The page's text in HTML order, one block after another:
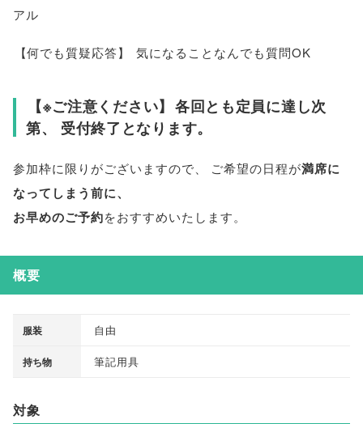
アル
【何でも質疑応答】 気になることなんでも質問OK
【※ご注意ください】 各回とも定員に達し次
第、 受付終了となります。
参加枠に限りがございますので ご希望の日程が満席に
なってしまう前に、
お早めのご予約をおすすめいたします。
概要
服装 自由
持ち物 筆記用具
対象